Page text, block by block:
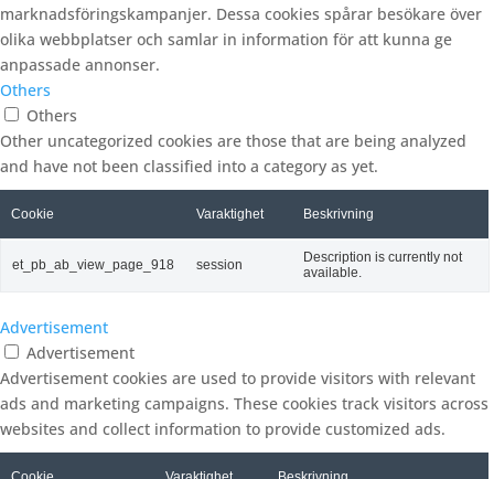
marknadsföringskampanjer. Dessa cookies spårar besökare över
olika webbplatser och samlar in information för att kunna ge
anpassade annonser.
Others
Others
Other uncategorized cookies are those that are being analyzed
and have not been classified into a category as yet.
Cookie Varaktighet Beskrivning
et_pb_ab_view_page_918 session
Description is currently not
available.
Advertisement
Advertisement
Advertisement cookies are used to provide visitors with relevant
ads and marketing campaigns. These cookies track visitors across
websites and collect information to provide customized ads.